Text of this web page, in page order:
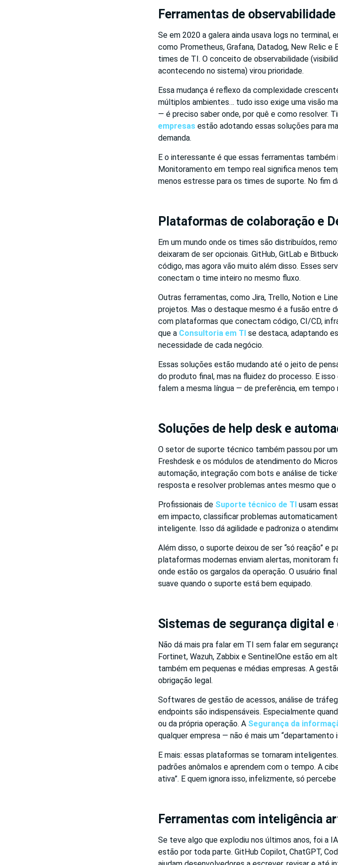
Ferramentas de
Se em 2020 a galera ainda usava logs no terminal,
como Prometheus, Grafana, Datadog, New Relic
times de TI. O conceito de observabilidade
acontecendo no sistema) virou prioridade.
Essa mudança é reflexo da complexidade
múltiplos ambientes… tudo isso exige uma visão
— é preciso saber onde, por quê e como resolver.
empresas estão adotando essas soluções para
demanda.
E o interessante é que essas ferramentas
Monitoramento em tempo real significa menos
menos estresse para os times de suporte. No fim
Plataformas de colaboração e
Em um mundo onde os times são distribuídos,
deixaram de ser opcionais. GitHub, GitLab e
código, mas agora vão muito além disso. Esses
conectam o time inteiro no mesmo fluxo.
Outras ferramentas, como Jira, Trello, Notion e
projetos. Mas o destaque mesmo é a fusão entre
com plataformas que conectam código, CI/CD,
que a Consultoria em TI se destaca, adaptando
necessidade de cada negócio.
Essas soluções estão mudando até o jeito de
do produto final, mas na fluidez do processo. E
falem a mesma língua — de preferência, em
Soluções de help desk e
O setor de suporte técnico também passou por
Freshdesk e os módulos de atendimento do
automação, integração com bots e análise de
resposta e resolver problemas antes mesmo que
Profissionais de Suporte técnico de TI usam
em impacto, classificar problemas
inteligente. Isso dá agilidade e padroniza o
Além disso, o suporte deixou de ser “só reação” e
plataformas modernas enviam alertas, monitoram
onde estão os gargalos da operação. O usuário
suave quando o suporte está bem equipado.
Sistemas de segurança digital
Não dá mais pra falar em TI sem falar em
Fortinet, Wazuh, Zabbix e SentinelOne estão em
também em pequenas e médias empresas. A
obrigação legal.
Softwares de gestão de acessos, análise de
endpoints são indispensáveis. Especialmente
ou da própria operação. A Segurança da
qualquer empresa — não é mais um “departamento
E mais: essas plataformas se tornaram
padrões anômalos e aprendem com o tempo. A
ativa”. E quem ignora isso, infelizmente, só
Ferramentas com inteligência
Se teve algo que explodiu nos últimos anos, foi a
estão por toda parte. GitHub Copilot, ChatGPT,